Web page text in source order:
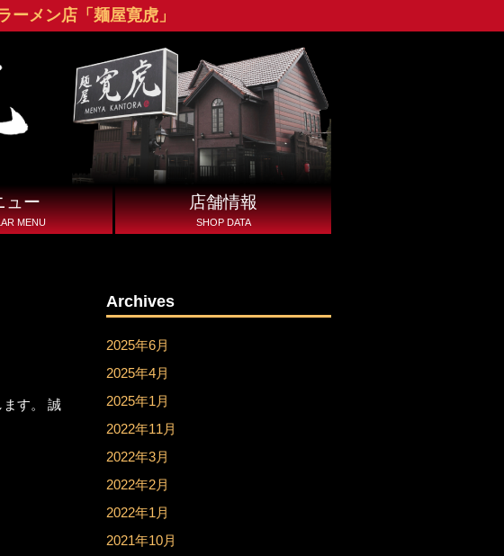
メン店「麺屋寛虎」
ュー
MENU
店舗情報
SHOP DATA
ます。 誠
Archives
2025年6月
2025年4月
2025年1月
2022年11月
2022年3月
2022年2月
2022年1月
2021年10月